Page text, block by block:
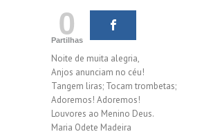
0
Partilhas
Noite de muita alegria,
Anjos anunciam no céu!
Tangem liras; Tocam trombetas;
Adoremos! Adoremos!
Louvores ao Menino Deus.
Maria Odete Madeira